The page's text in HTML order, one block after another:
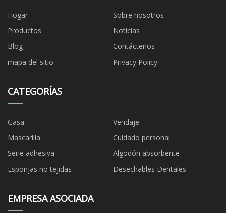
Hogar
Sobre nosotros
Productos
Noticias
Blog
Contáctenos
mapa del sitio
Privacy Policy
CATEGORÍAS
Gasa
Vendaje
Mascarilla
Cuidado personal
Serie adhesiva
Algodón absorbente
Esponjas no tejidas
Desechables Dentales
EMPRESA ASOCIADA